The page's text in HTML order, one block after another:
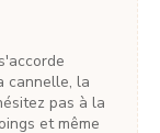
cannelle, la
pas à la
et même